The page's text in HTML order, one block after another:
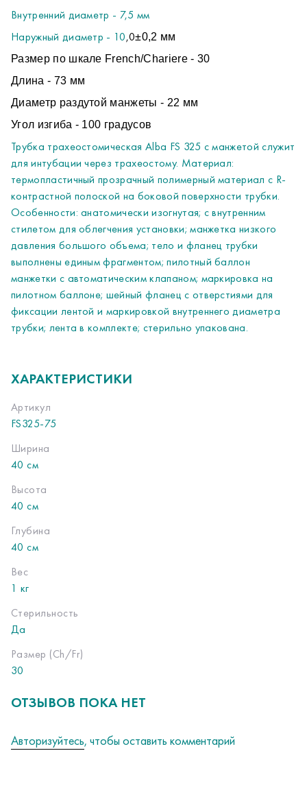
давления большого объема; тело и фланец трубки
выполнены единым фрагментом; пилотный баллон
манжетки с автоматическим клапаном; маркировка на
пилотном баллоне; шейный фланец с отверстиями для
фиксации лентой и маркировкой внутреннего диаметра
трубки; лента в комплекте; стерильно упакована.
Внутренний диаметр - 7,5 мм
Наружный диаметр - 10,0±0,2 мм
Размер по шкале French/Chariere - 30
Длина - 73 мм
Диаметр раздутой манжеты - 22 мм
Угол изгиба - 100 градусов
Трубка трахеостомическая Alba FS 325 с манжетой служит
для интубации через трахеостому. Материал:
термопластичный прозрачный полимерный материал с R-
контрастной полоской на боковой поверхности трубки.
Особенности: анатомически изогнутая; с внутренним
стилетом для облегчения установки; манжетка низкого
давления большого объема; тело и фланец трубки
выполнены единым фрагментом; пилотный баллон
манжетки с автоматическим клапаном; маркировка на
пилотном баллоне; шейный фланец с отверстиями для
фиксации лентой и маркировкой внутреннего диаметра
трубки; лента в комплекте; стерильно упакована.
ХАРАКТЕРИСТИКИ
Артикул
FS325-75
Ширина
40 см
Высота
40 см
Глубина
40 см
Вес
1 кг
Стерильность
Да
Размер (Ch/Fr)
30
ОТЗЫВОВ ПОКА НЕТ
Авторизуйтесь, чтобы оставить комментарий